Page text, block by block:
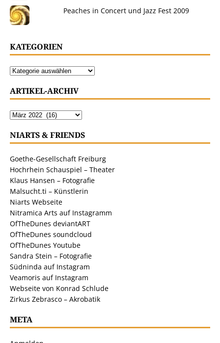
Peaches in Concert und Jazz Fest 2009
KATEGORIEN
ARTIKEL-ARCHIV
NIARTS & FRIENDS
Goethe-Gesellschaft Freiburg
Hochrhein Schauspiel – Theater
Klaus Hansen – Fotografie
Malsucht.ti – Künstlerin
Niarts Webseite
Nitramica Arts auf Instagramm
OfTheDunes deviantART
OfTheDunes soundcloud
OfTheDunes Youtube
Sandra Stein – Fotografie
Südninda auf Instagram
Veamoris auf Instagram
Webseite von Konrad Schlude
Zirkus Zebrasco – Akrobatik
META